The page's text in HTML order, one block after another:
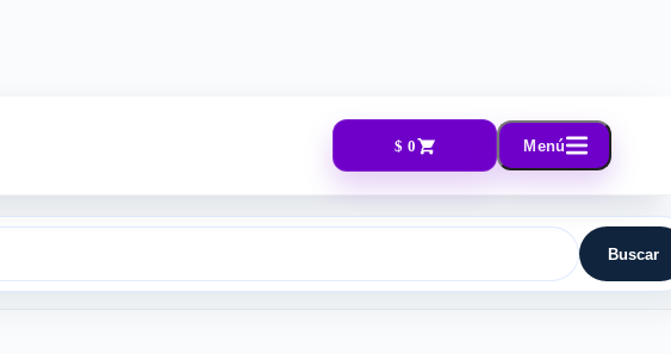
$ 0 Menú
Buscar